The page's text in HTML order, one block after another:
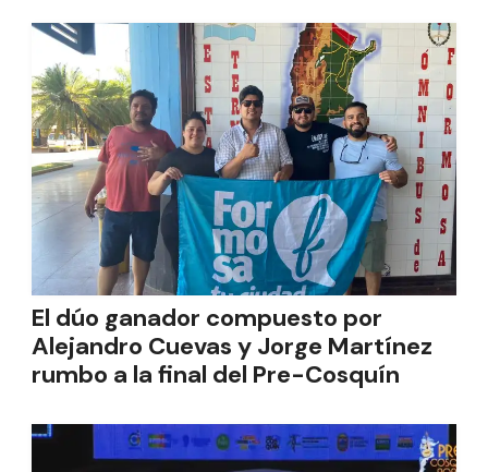
El dúo ganador compuesto por
Alejandro Cuevas y Jorge Martínez
rumbo a la final del Pre-Cosquín